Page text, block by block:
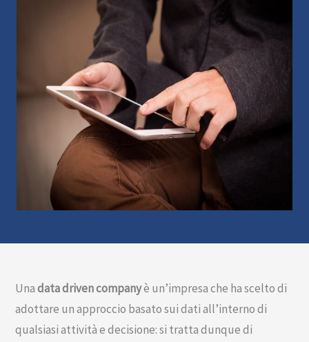
Unadata driven companyè un’impresa che ha scelto di
adottare un approccio basato sui dati all’interno di
qualsiasi attività e decisione: si tratta dunque di